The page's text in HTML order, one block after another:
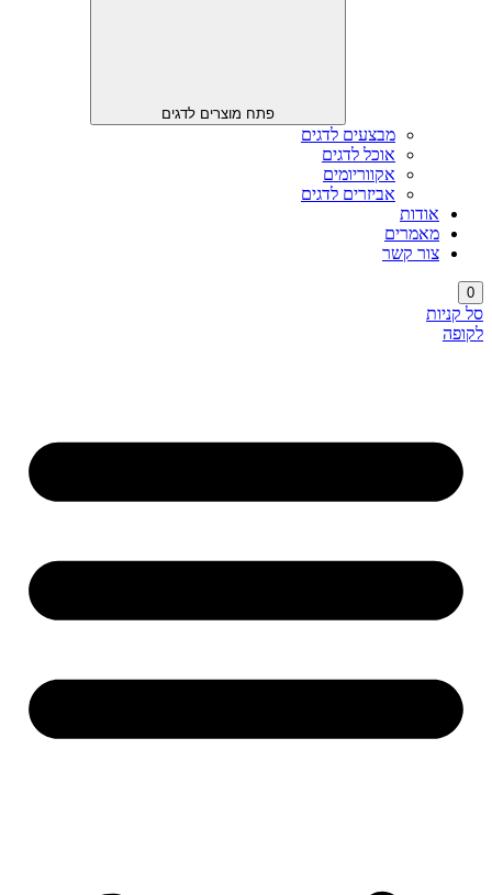
פתח מוצרים לדגים
מבצעים לדגים
אוכל לדגים
אקווריומים
אביזרים לדגים
אודות
מאמרים
צור קשר
0
סל קניות
לקופה